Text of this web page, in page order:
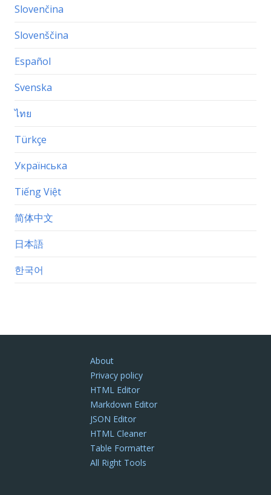
Slovenčina
Slovenščina
Español
Svenska
ไทย
Türkçe
Українська
Tiếng Việt
简体中文
日本語
한국어
About
Privacy policy
HTML Editor
Markdown Editor
JSON Editor
HTML Cleaner
Table Formatter
All Right Tools